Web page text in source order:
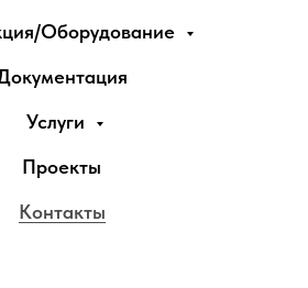
Оборудование
Услуги
Проекты
Контакты